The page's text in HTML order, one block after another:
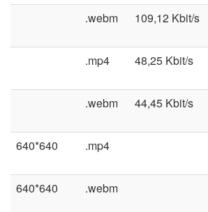
.webm
109,12 Kbit/s
.mp4
48,25 Kbit/s
.webm
44,45 Kbit/s
640*640
.mp4
640*640
.webm